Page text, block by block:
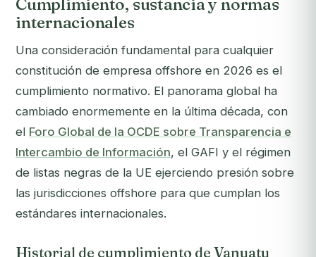
Cumplimiento, sustancia y normas
internacionales
Una consideración fundamental para cualquier
constitución de empresa offshore en 2026 es el
cumplimiento normativo. El panorama global ha
cambiado enormemente en la última década, con
el Foro Global de la OCDE sobre Transparencia e
Intercambio de Información, el GAFI y el régimen
de listas negras de la UE ejerciendo presión sobre
las jurisdicciones offshore para que cumplan los
estándares internacionales.
Historial de cumplimiento de Vanuatu